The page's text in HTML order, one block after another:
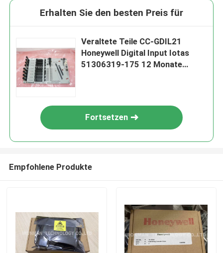
Erhalten Sie den besten Preis für
Veraltete Teile CC-GDIL21
Honeywell Digital Input Iotas
51306319-175 12 Monate
Fortsetzen
Empfohlene Produkte